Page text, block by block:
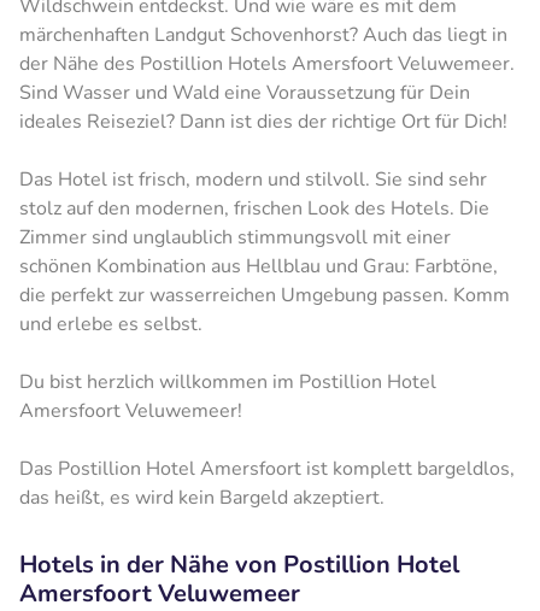
Wildschwein entdeckst. Und wie wäre es mit dem
märchenhaften Landgut Schovenhorst? Auch das liegt in
der Nähe des Postillion Hotels Amersfoort Veluwemeer.
Sind Wasser und Wald eine Voraussetzung für Dein
ideales Reiseziel? Dann ist dies der richtige Ort für Dich!
Das Hotel ist frisch, modern und stilvoll. Sie sind sehr
stolz auf den modernen, frischen Look des Hotels. Die
Zimmer sind unglaublich stimmungsvoll mit einer
schönen Kombination aus Hellblau und Grau: Farbtöne,
die perfekt zur wasserreichen Umgebung passen. Komm
und erlebe es selbst.
Du bist herzlich willkommen im Postillion Hotel
Amersfoort Veluwemeer!
Das Postillion Hotel Amersfoort ist komplett bargeldlos,
das heißt, es wird kein Bargeld akzeptiert.
Hotels in der Nähe von Postillion Hotel
Amersfoort Veluwemeer